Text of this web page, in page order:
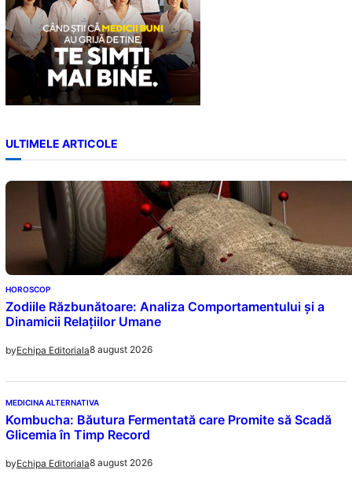
ULTIMELE ARTICOLE
HOROSCOP
Zodiile Răzbunătoare: Analiza Comportamentului și a
Dinamicii Relațiilor Umane
byEchipa Editoriala8 august 2026
MEDICINA ALTERNATIVA
Kombucha: Băutura Fermentată care Promite să Scadă
Glicemia în Timp Record
byEchipa Editoriala8 august 2026